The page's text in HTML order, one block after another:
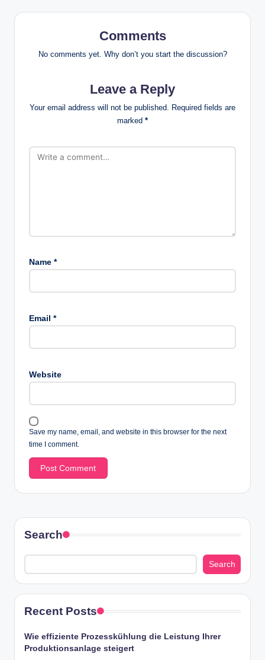
Comments
No comments yet. Why don’t you start the discussion?
Leave a Reply
Your email address will not be published. Required fields are
marked *
Name *
Email *
Website
Save my name, email, and website in this browser for the next
time I comment.
Search
Search
Recent Posts
Wie effiziente Prozesskühlung die Leistung Ihrer
Produktionsanlage steigert